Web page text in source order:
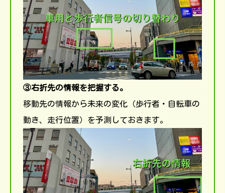
③右折先の情報を把握する。
移動先の情報から未来の変化（歩行者・自転車の
動き、走行位置）を予測しておきます。